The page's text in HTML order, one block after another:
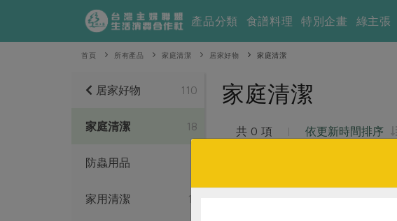
產品分類 食譜料理 特別企畫 綠主張
首頁 所有產品 家庭清潔 居家好物 家庭清潔
家庭清潔
共 0 項 | 依更新時間排序
居家好物 110
家庭清潔 18
防蟲用品
家用清潔 11